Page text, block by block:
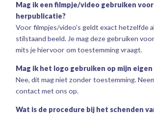
Mag ik een filmpje/video gebruiken voor
herpublicatie?
Voor filmpjes/video’s geldt exact hetzelfde
stilstaand beeld. Je mag deze gebruiken
mits je hiervoor om toestemming vraagt.
Mag ik het logo gebruiken op mijn
Nee, dit mag niet zonder toestemming.
contact met ons op.
Wat is de procedure bij het schenden